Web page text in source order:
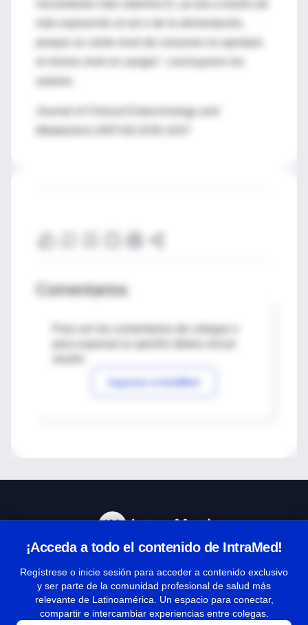
porque un cierto nivel de consumo no aportará
el mismo nivel en sangre", concluyeron los
Journal of Clinical Endocrinology and
Comentarios
Para ver los comentarios de colegas o
Ingresar a IntraMed
¡Acceda a todo el contenido de IntraMed!
Regístrese o inicie sesión para acceder a contenido exclusivo
y ser parte de la comunidad profesional de salud más
relevante de Latinoamérica. Un espacio para conectar,
compartir e intercambiar experiencias entre colegas.
Términos y condiciones
| Políticas de privacidad